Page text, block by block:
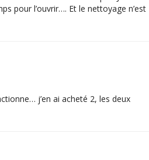
pour l’ouvrir…. Et le nettoyage n’est
j’en ai acheté 2, les deux